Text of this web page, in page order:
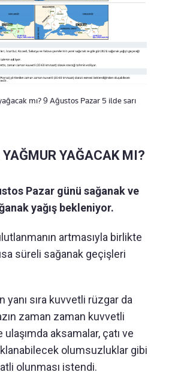
mı? 9 Ağustos Pazar 5 ilde sarı
YAĞACAK MI?
Pazar günü sağanak ve
yağış bekleniyor.
artmasıyla birlikte
süreli sağanak geçişleri
yanı sıra kuvvetli rüzgar da
zaman zaman kuvvetli
aksamalar, çatı ve
olumsuzluklar gibi
olunması istendi.